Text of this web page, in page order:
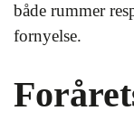
både rummer
fornyelse.